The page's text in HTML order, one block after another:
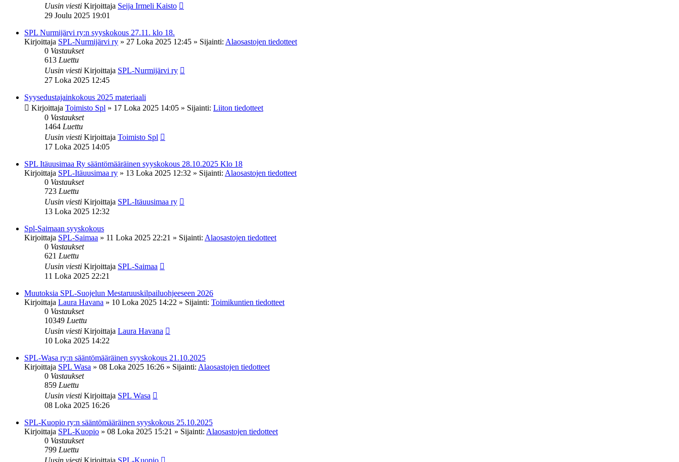
Uusin viesti Kirjoittaja Seija Irmeli Kaisto
29 Joulu 2025 19:01
SPL Nurmijärvi ry:n syyskokous 27.11. klo 18.
Kirjoittaja SPL-Nurmijärvi ry » 27 Loka 2025 12:45 » Sijainti: Alaosastojen tiedotteet
0 Vastaukset
613 Luettu
Uusin viesti Kirjoittaja SPL-Nurmijärvi ry
27 Loka 2025 12:45
Syysedustajainkokous 2025 materiaali
Kirjoittaja Toimisto Spl » 17 Loka 2025 14:05 » Sijainti: Liiton tiedotteet
0 Vastaukset
1464 Luettu
Uusin viesti Kirjoittaja Toimisto Spl
17 Loka 2025 14:05
SPL Itäuusimaa Ry sääntömääräinen syyskokous 28.10.2025 Klo 18
Kirjoittaja SPL-Itäuusimaa ry » 13 Loka 2025 12:32 » Sijainti: Alaosastojen tiedotteet
0 Vastaukset
723 Luettu
Uusin viesti Kirjoittaja SPL-Itäuusimaa ry
13 Loka 2025 12:32
Spl-Saimaan syyskokous
Kirjoittaja SPL-Saimaa » 11 Loka 2025 22:21 » Sijainti: Alaosastojen tiedotteet
0 Vastaukset
621 Luettu
Uusin viesti Kirjoittaja SPL-Saimaa
11 Loka 2025 22:21
Muutoksia SPL-Suojelun Mestaruuskilpailuohjeeseen 2026
Kirjoittaja Laura Havana » 10 Loka 2025 14:22 » Sijainti: Toimikuntien tiedotteet
0 Vastaukset
10349 Luettu
Uusin viesti Kirjoittaja Laura Havana
10 Loka 2025 14:22
SPL-Wasa ry:n sääntömääräinen syyskokous 21.10.2025
Kirjoittaja SPL Wasa » 08 Loka 2025 16:26 » Sijainti: Alaosastojen tiedotteet
0 Vastaukset
859 Luettu
Uusin viesti Kirjoittaja SPL Wasa
08 Loka 2025 16:26
SPL-Kuopio ry:n sääntömääräinen syyskokous 25.10.2025
Kirjoittaja SPL-Kuopio » 08 Loka 2025 15:21 » Sijainti: Alaosastojen tiedotteet
0 Vastaukset
799 Luettu
Uusin viesti Kirjoittaja SPL-Kuopio